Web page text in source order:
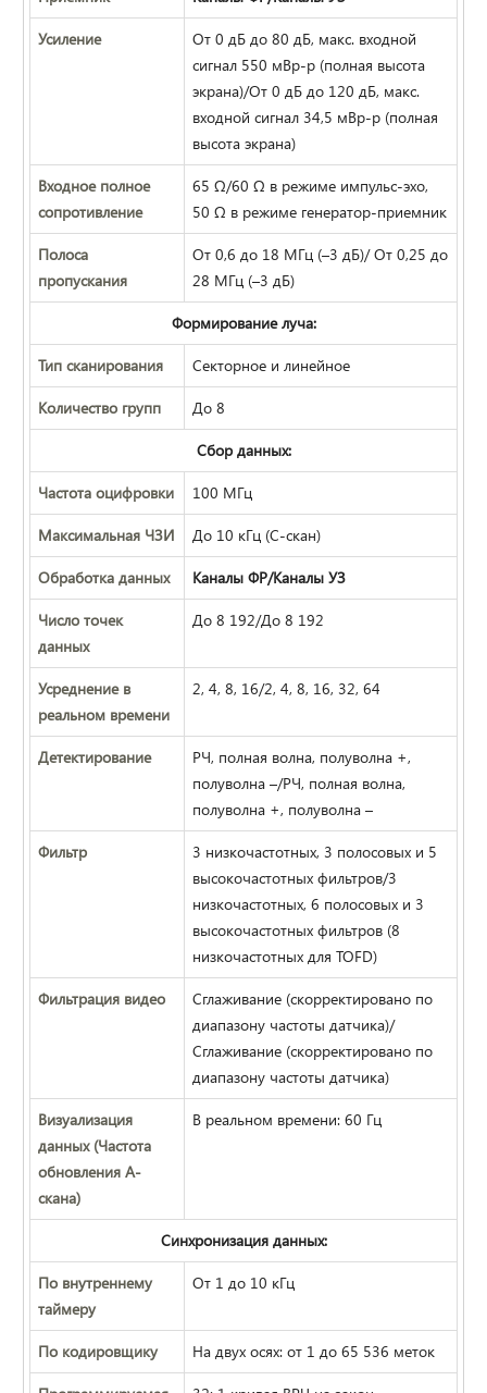
Усиление
От 0 дБ до 80 дБ, макс. входной
сигнал 550 мВр-р (полная высота
экрана)/От 0 дБ до 120 дБ, макс.
входной сигнал 34,5 мВр-р (полная
высота экрана)
Входное полное
сопротивление
65 Ω/60 Ω в режиме импульс-эхо,
50 Ω в режиме генератор-приемник
Полоса
пропускания
От 0,6 до 18 МГц (–3 дБ)/ От 0,25 до
28 МГц (–3 дБ)
Формирование луча:
Тип сканирования Секторное и линейное
Количество групп До 8
Сбор данных:
Частота оцифровки 100 МГц
Максимальная ЧЗИ До 10 кГц (C-скан)
Обработка данных Каналы ФР/Каналы УЗ
Число точек
данных
До 8 192/До 8 192
Усреднение в
реальном времени
2, 4, 8, 16/2, 4, 8, 16, 32, 64
Детектирование
РЧ, полная волна, полуволна +,
полуволна –/РЧ, полная волна,
полуволна +, полуволна –
Фильтр
3 низкочастотных, 3 полосовых и 5
высокочастотных фильтров/3
низкочастотных, 6 полосовых и 3
высокочастотных фильтров (8
низкочастотных для TOFD)
Фильтрация видео
Сглаживание (скорректировано по
диапазону частоты датчика)/
Сглаживание (скорректировано по
диапазону частоты датчика)
Визуализация
данных (Частота
обновления A-
скана)
В реальном времени: 60 Гц
Синхронизация данных:
По внутреннему
таймеру
От 1 до 10 кГц
По кодировщику На двух осях: от 1 до 65 536 меток